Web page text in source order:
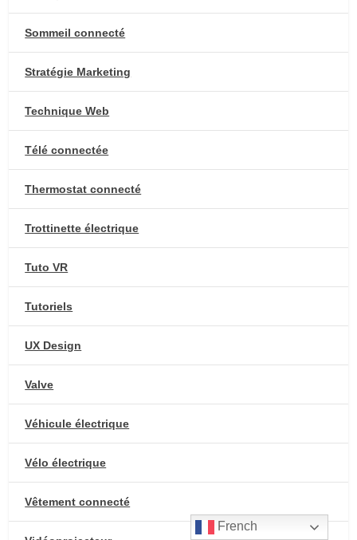
Sommeil connecté
Stratégie Marketing
Technique Web
Télé connectée
Thermostat connecté
Trottinette électrique
Tuto VR
Tutoriels
UX Design
Valve
Véhicule électrique
Vélo électrique
Vêtement connecté
French